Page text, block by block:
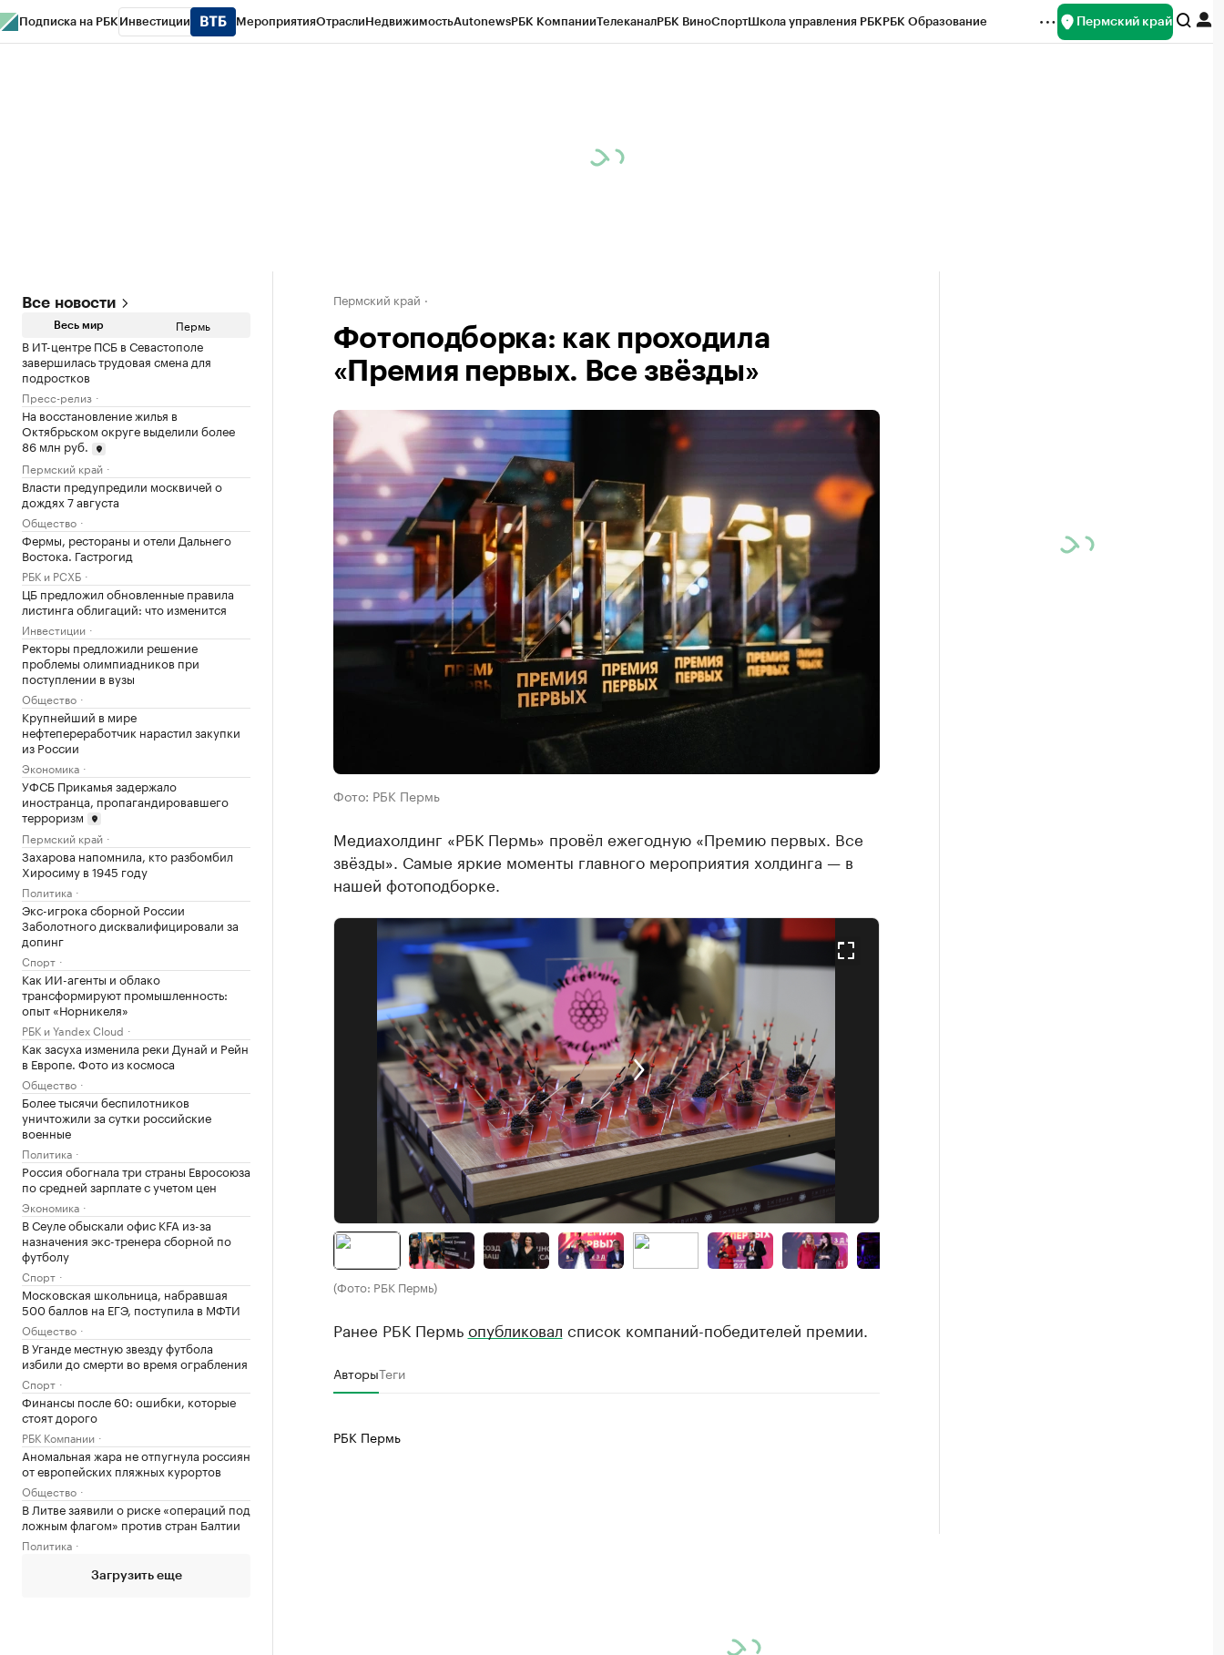
Подписка на РБК Инвестиции МероприятияОтраслиНедвижимостьAutonewsРБК КомпанииТелеканалРБК ВиноСпортШкола управления РБКРБК Образование Пермский край
Все новости
Весь мир Пермь
В ИТ-центре ПСБ в Севастополе
завершилась трудовая смена для
подростков
Пресс-релиз
На восстановление жилья в
Октябрьском округе выделили более
86 млн руб.
Пермский край
Власти предупредили москвичей о
дождях 7 августа
Общество
Фермы, рестораны и отели Дальнего
Востока. Гастрогид
РБК и РСХБ
ЦБ предложил обновленные правила
листинга облигаций: что изменится
Инвестиции
Ректоры предложили решение
проблемы олимпиадников при
поступлении в вузы
Общество
Крупнейший в мире
нефтепереработчик нарастил закупки
из России
Экономика
УФСБ Прикамья задержало
иностранца, пропагандировавшего
терроризм
Пермский край
Захарова напомнила, кто разбомбил
Хиросиму в 1945 году
Политика
Экс-игрока сборной России
Заболотного дисквалифицировали за
допинг
Спорт
Как ИИ-агенты и облако
трансформируют промышленность:
опыт «Норникеля»
РБК и Yandex Cloud
Как засуха изменила реки Дунай и Рейн
в Европе. Фото из космоса
Общество
Более тысячи беспилотников
уничтожили за сутки российские
военные
Политика
Россия обогнала три страны Евросоюза
по средней зарплате с учетом цен
Экономика
В Сеуле обыскали офис KFA из-за
назначения экс-тренера сборной по
футболу
Спорт
Московская школьница, набравшая
500 баллов на ЕГЭ, поступила в МФТИ
Общество
В Уганде местную звезду футбола
избили до смерти во время ограбления
Спорт
Финансы после 60: ошибки, которые
стоят дорого
РБК Компании
Аномальная жара не отпугнула россиян
от европейских пляжных курортов
Общество
В Литве заявили о риске «операций под
ложным флагом» против стран Балтии
Политика
Загрузить еще
Пермский край
Фотоподборка: как проходила
«Премия первых. Все звёзды»
Фото: РБК Пермь
Медиахолдинг «РБК Пермь» провёл ежегодную «Премию первых. Все
звёзды». Самые яркие моменты главного мероприятия холдинга — в
нашей фотоподборке.
(Фото: РБК Пермь)
Ранее РБК Пермьопубликовал список компаний-победителей премии.
АвторыТеги
РБК Пермь